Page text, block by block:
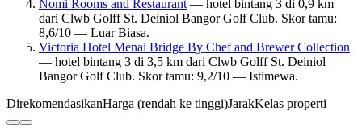
Nomi Rooms and Restaurant — hotel bintang 3 di 0,9 km
dari Clwb Golff St. Deiniol Bangor Golf Club. Skor tamu:
8,6/10 — Luar Biasa.
Victoria Hotel Menai Bridge By Chef and Brewer Collection
— hotel bintang 3 di 3,5 km dari Clwb Golff St. Deiniol
Bangor Golf Club. Skor tamu: 9,2/10 — Istimewa.
DirekomendasikanHarga (rendah ke tinggi)JarakKelas properti